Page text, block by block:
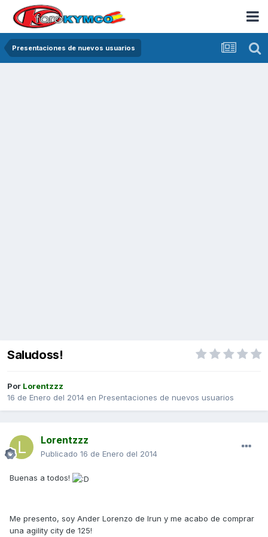
Presentaciones de nuevos usuarios
Saludoss!
Por Lorentzzz
16 de Enero del 2014 en Presentaciones de nuevos usuarios
Lorentzzz
Publicado 16 de Enero del 2014
Buenas a todos!
Me presento, soy Ander Lorenzo de Irun y me acabo de comprar
una agility city de 125!